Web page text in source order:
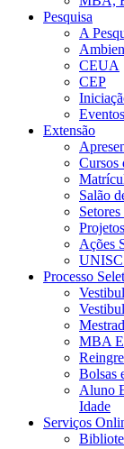
Pesquisa
A
CEUA
CEP
Eventos
Extensão
Cursos
Salão
Ações
Processo
MBA E
Bolsas
Aluno
Idade
Serviços